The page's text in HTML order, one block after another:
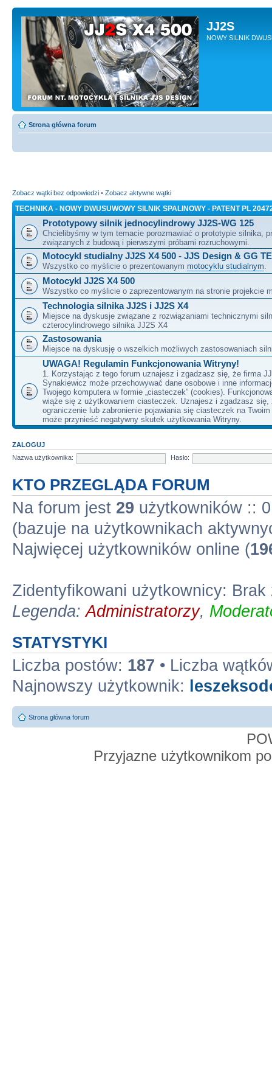
JJ2S
NOWY SILNIK
Strona główna forum
Zobacz wątki bez odpowiedzi • Zobacz aktywne wątki
TECHNIKA - NOWY DWUSUWOWY SILNIK SPALINOWY - PATENT PL
Prototypowy silnik jednocylindrowy JJ2S-WG 125
Chcielibyśmy w tym temacie porozmawiać o prototypie silnika,
związanych z budową i pierwszymi próbami rozruchowymi.
Motocykl studialny JJ2S X4 500 - JJS Design & GG
Wszystko co myślicie o prezentowanym motocyklu studialnym
Motocykl JJ2S X4 500
Wszystko co myślicie o zaprezentowanym na stronie projekcie
Technologia silnika JJ2S i JJ2S X4
Miejsce na dyskusje związane z rozwiązaniami technicznymi
czterocylindrowego silnika JJ2S X4
Zastosowania
Miejsce na dyskusję o wszelkich możliwych zastosowaniach
UWAGA! Regulamin Funkcjonowania Witryny!
1. Korzystając z tego forum uznajesz i zgadzasz się, że firma
Synakiewicz może przechowywać dane osobowe i inne
Twojego komputera w formie „ciasteczek” (cookies).
wiąże się z użytkowaniem ciasteczek. Uznajesz i zgadzasz się,
ograniczenie lub zabronienie pojawiania się ciasteczek na
może przynieść negatywny skutek użytkowania Witryny.
ZALOGUJ
Nazwa użytkownika:
Hasło:
KTO PRZEGLĄDA FORUM
Na forum jest 29 użytkowników ::
(bazuje na użytkownikach
Najwięcej użytkowników online (
Zidentyfikowani użytkownicy:
Legenda:Administratorzy,
STATYSTYKI
Liczba postów: 187 • Liczba
Najnowszy użytkownik:
Strona główna forum
Przyjazne użytkownikom